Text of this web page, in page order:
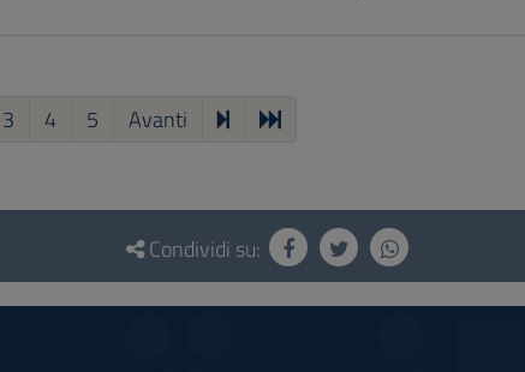
3 4 5 Avanti
Condividi su: